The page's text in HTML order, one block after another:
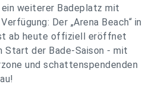
weiterer Badeplatz mit
Der „Arena Beach“ in
ab heute offiziell eröffnet
Start der Bade-Saison ­- mit
und schattenspendenden